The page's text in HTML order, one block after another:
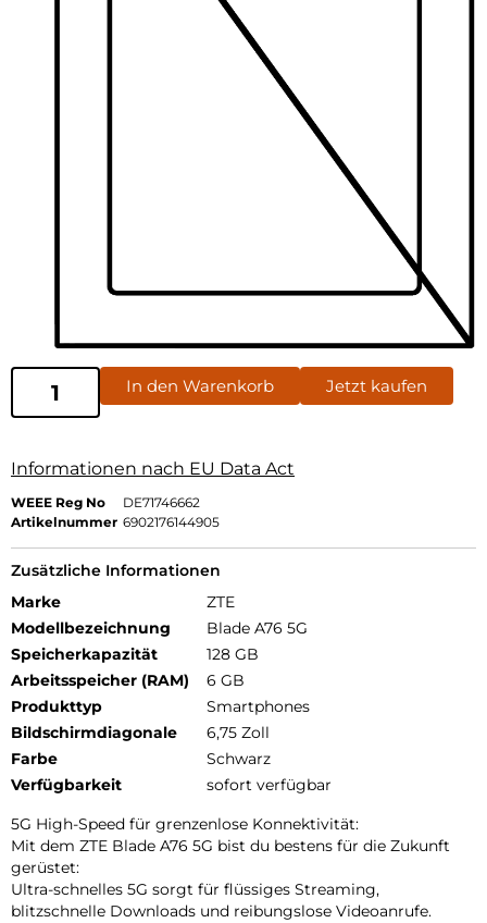
In den Warenkorb Jetzt kaufen
Informationen nach EU Data Act
WEEE Reg No
DE71746662
Artikelnummer 6902176144905
Zusätzliche Informationen
Marke
ZTE
Modellbezeichnung
Blade A76 5G
Speicherkapazität
128 GB
Arbeitsspeicher (RAM)
6 GB
Produkttyp
Smartphones
Bildschirmdiagonale
6,75 Zoll
Farbe
Schwarz
Verfügbarkeit
sofort verfügbar
5G High-Speed für grenzenlose Konnektivität:
Mit dem ZTE Blade A76 5G bist du bestens für die Zukunft
gerüstet:
Ultra-schnelles 5G sorgt für flüssiges Streaming,
blitzschnelle Downloads und reibungslose Videoanrufe.